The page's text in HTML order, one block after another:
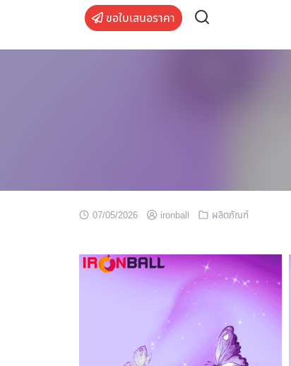
content
ขอใบเสนอราคา
07/05/2026 ironball ผลิตภัณฑ์